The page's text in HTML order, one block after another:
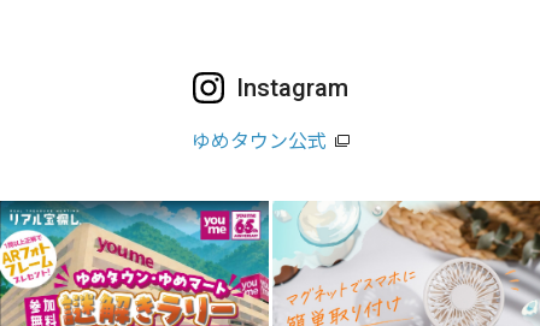
Instagram
ゆめタウン公式